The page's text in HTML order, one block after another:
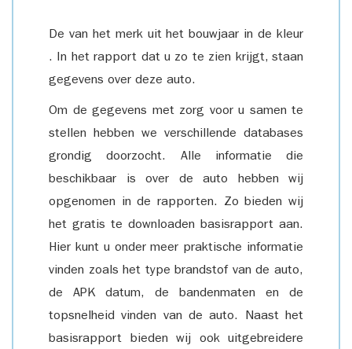
De van het merk uit het bouwjaar in de kleur
. In het rapport dat u zo te zien krijgt, staan
gegevens over deze auto.
Om de gegevens met zorg voor u samen te
stellen hebben we verschillende databases
grondig doorzocht. Alle informatie die
beschikbaar is over de auto hebben wij
opgenomen in de rapporten. Zo bieden wij
het gratis te downloaden basisrapport aan.
Hier kunt u onder meer praktische informatie
vinden zoals het type brandstof van de auto,
de APK datum, de bandenmaten en de
topsnelheid vinden van de auto. Naast het
basisrapport bieden wij ook uitgebreidere